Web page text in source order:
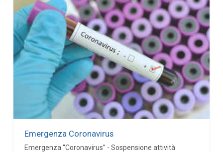
Emergenza Coronavirus
Emergenza “Coronavirus” - Sospensione attività